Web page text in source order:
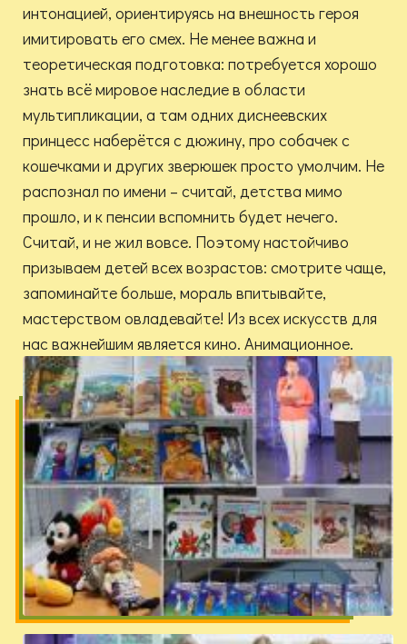
интонацией, ориентируясь на внешность героя
имитировать его смех. Не менее важна и
теоретическая подготовка: потребуется хорошо
знать всё мировое наследие в области
мультипликации, а там одних диснеевских
принцесс наберётся с дюжину, про собачек с
кошечками и других зверюшек просто умолчим. Не
распознал по имени – считай, детства мимо
прошло, и к пенсии вспомнить будет нечего.
Считай, и не жил вовсе. Поэтому настойчиво
призываем детей всех возрастов: смотрите чаще,
запоминайте больше, мораль впитывайте,
мастерством овладевайте! Из всех искусств для
нас важнейшим является кино. Анимационное.